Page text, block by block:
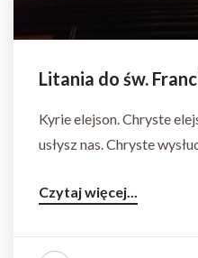
Litania do św.
Kyrie elejson. Chryste
usłysz nas. Chryste
Czytaj więcej...